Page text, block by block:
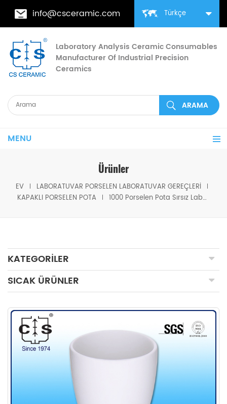
Türkçe
info@csceramic.com
Laboratory Analysis Ceramic Consumables
Manufacturer Of Industrial Precision
Ceramics
MENU
Ürünler
EV
LABORATUVAR PORSELEN LABORATUVAR GEREÇLERI
KAPAKLI PORSELEN POTA
1000 Porselen Pota Sırsız Laboratuvar Analizi
KATEGORILER
SICAK ÜRÜNLER